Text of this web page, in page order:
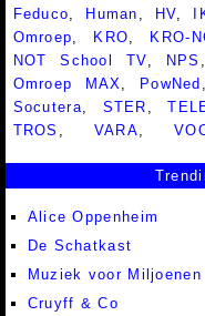
Feduco
Human HV
Omroep
KRO KRO-
NOT School TV
NPS
Omroep MAX
PowNed
Socutera
STER ,
TROS
VARA ,
Alice Oppenheim
De Schatkast
Muziek voor Miljoenen
Cruyff & Co